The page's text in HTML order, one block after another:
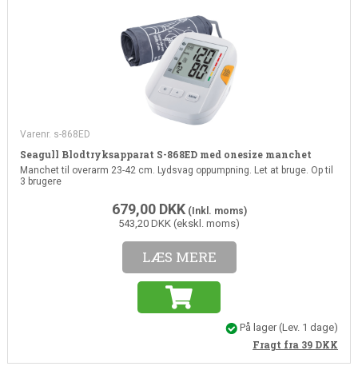
Varenr. s-868ED
Seagull Blodtryksapparat S-868ED med onesize manchet
Manchet til overarm 23-42 cm. Lydsvag oppumpning. Let at bruge. Op til
3 brugere
679,00 DKK(Inkl. moms)
543,20 DKK (ekskl. moms)
LÆS MERE
På lager(Lev. 1 dage)
Fragt fra 39 DKK